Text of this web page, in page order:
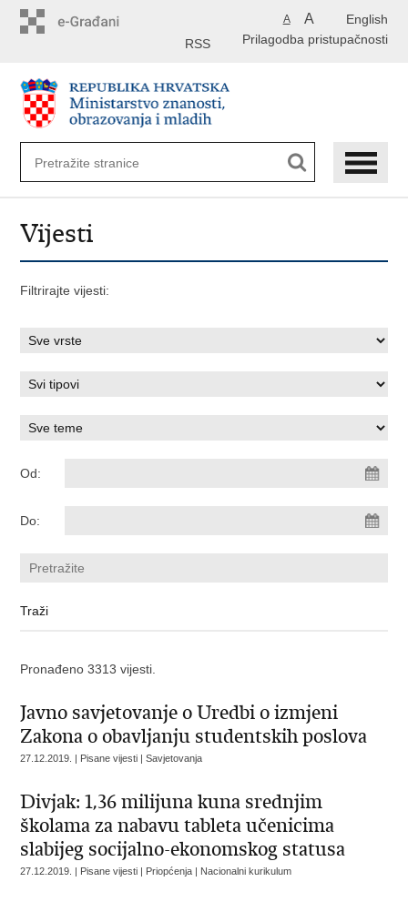
English
A A
Prilagodba pristupačnosti
RSS
Vijesti
Filtrirajte vijesti:
Od:
Do:
Pronađeno 3313 vijesti.
Javno savjetovanje o Uredbi o izmjeni
Zakona o obavljanju studentskih poslova
27.12.2019. | Pisane vijesti | Savjetovanja
Divjak: 1,36 milijuna kuna srednjim
školama za nabavu tableta učenicima
slabijeg socijalno-ekonomskog statusa
27.12.2019. | Pisane vijesti | Priopćenja | Nacionalni kurikulum